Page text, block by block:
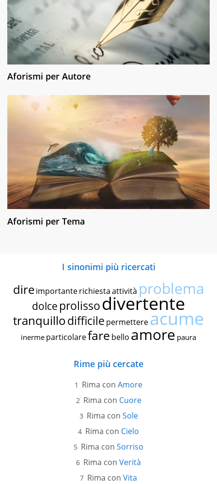
Aforismi per Autore
Aforismi per Tema
I sinonimi più ricercati
dire importante richiestaattività problema
dolce prolissodivertente
tranquillodifficile permettereacume
inerme particolarefare bello amore paura
Rime più cercate
Rima con Amore
Rima con Cuore
Rima con Sole
Rima con Cielo
Rima con Sorriso
Rima con Verità
Rima con Vita